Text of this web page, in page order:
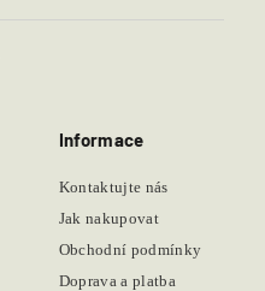
Informace
Kontaktujte nás
Jak nakupovat
Obchodní podmínky
Doprava a platba